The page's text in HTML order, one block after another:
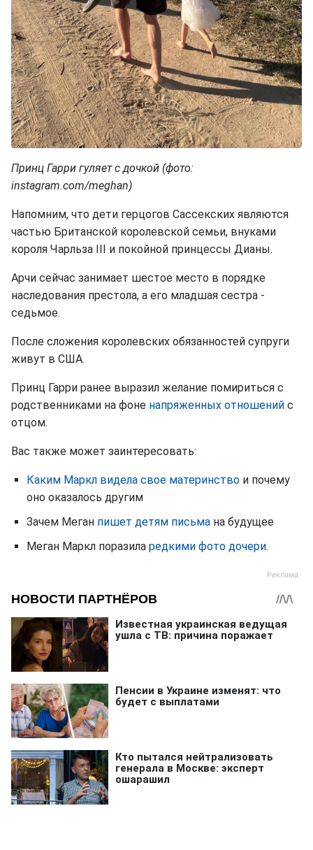
Принц Гарри гуляет с дочкой (фото:
instagram.com/meghan)
Напомним, что дети герцогов Сассекских являются
частью Британской королевской семьи, внуками
короля Чарльза III и покойной принцессы Дианы.
Арчи сейчас занимает шестое место в порядке
наследования престола, а его младшая сестра -
седьмое.
После сложения королевских обязанностей супруги
живут в США.
Принц Гарри ранее выразил желание помириться с
родственниками на фоне напряженных отношений с
отцом.
Вас также может заинтересовать:
Каким Маркл видела свое материнство и почему
оно оказалось другим
Зачем Меган пишет детям письма на будущее
Меган Маркл поразила редкими фото дочери.